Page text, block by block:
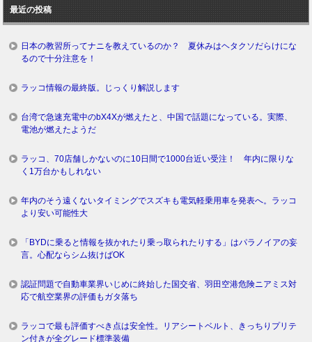
グ
最近の投稿
日本の教習所ってナニを教えているのか？ 夏休みはヘタクソだらけにな
るので十分注意を！
ラッコ情報の最終版。じっくり解説します
台湾で急速充電中のbX4Xが燃えたと、中国で話題になっている。実際、
電池が燃えたようだ
ラッコ、70店舗しかないのに10日間で1000台近い受注！ 年内に限りな
く1万台かもしれない
年内のそう遠くないタイミングでスズキも電気軽乗用車を発表へ。ラッコ
より安い可能性大
「BYDに乗ると情報を抜かれたり乗っ取られたりする」はパラノイアの妄
言。心配ならシム抜けばOK
認証問題で自動車業界いじめに終始した国交省、羽田空港危険ニアミス対
応で航空業界の評価もガタ落ち
ラッコで最も評価すべき点は安全性。リアシートベルト、きっちりプリテ
ン付きが全グレード標準装備